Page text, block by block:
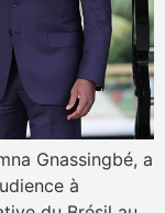
Gnassingbé, a
à